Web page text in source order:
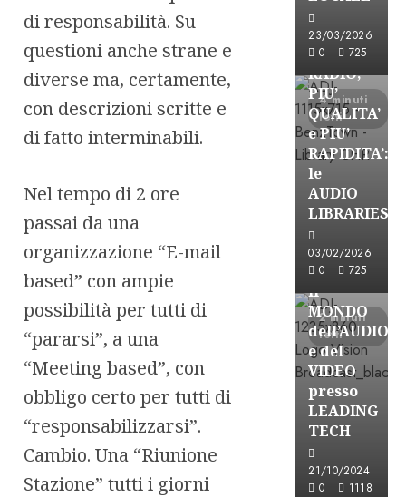
di responsabilità. Su
questioni anche strane e
diverse ma, certamente,
con descrizioni scritte e
di fatto interminabili.
Nel tempo di 2 ore
passai da una
organizzazione “E-mail
based” con ampie
possibilità per tutti di
“pararsi”, a una
“Meeting based”, con
obbligo certo per tutti di
“responsabilizzarsi”.
Cambio. Una “Riunione
Stazione” tutti i giorni
23/03/2026
0
725
4 minuti
letti
Per la
RADIO,
PIU’
QUALITA’
e PIU’
RAPIDITA’:
le
AUDIO
LIBRARIES
03/02/2026
0
725
2 minuti
letti
Partnership
VISION
BROADCAST,
ESPLORARE
il
MONDO
dell’AUDIO
e del
VIDEO
presso
LEADING
TECH
21/10/2024
0
1118
Partnership